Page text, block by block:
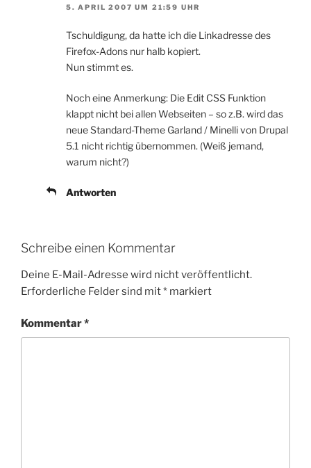
5. APRIL 2007 UM 21:59 UHR
Tschuldigung, da hatte ich die Linkadresse des
Firefox-Adons nur halb kopiert.
Nun stimmt es.
Noch eine Anmerkung: Die Edit CSS Funktion
klappt nicht bei allen Webseiten – so z.B. wird das
neue Standard-Theme Garland / Minelli von Drupal
5.1 nicht richtig übernommen. (Weiß jemand,
warum nicht?)
Antworten
Schreibe einen Kommentar
Deine E-Mail-Adresse wird nicht veröffentlicht.
Erforderliche Felder sind mit* markiert
Kommentar*